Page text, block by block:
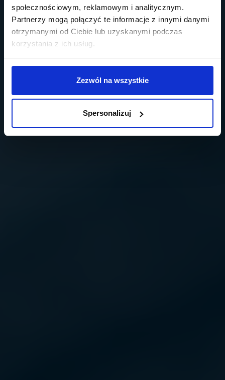
społecznościowym, reklamowym i analitycznym.
Partnerzy mogą połączyć te informacje z innymi danymi
otrzymanymi od Ciebie lub uzyskanymi podczas
korzystania z ich usług.
Zezwól na wszystkie
Spersonalizuj